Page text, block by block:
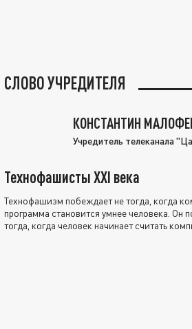
СЛОВО УЧРЕДИТЕЛЯ
КОНСТАНТИН
Учредитель телеканала
Технофашисты XXI века
Технофашизм побеждает не тогда, когда
программа становится умнее человека. Он
тогда, когда человек начинает считать